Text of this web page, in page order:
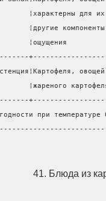
¦характерны для их
¦другие компоненты
¦ощущения
¦жареного
годности при
41. Блюда из